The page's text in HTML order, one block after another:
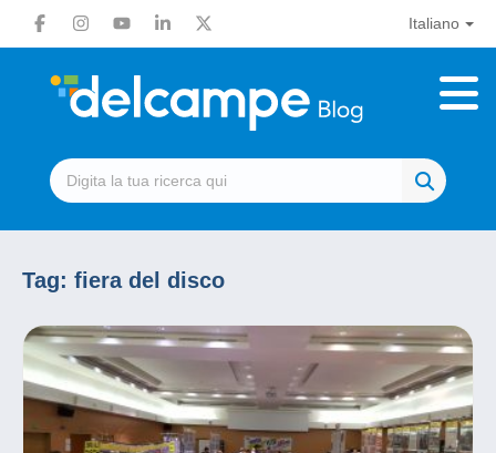
Italiano
Tag: fiera del disco